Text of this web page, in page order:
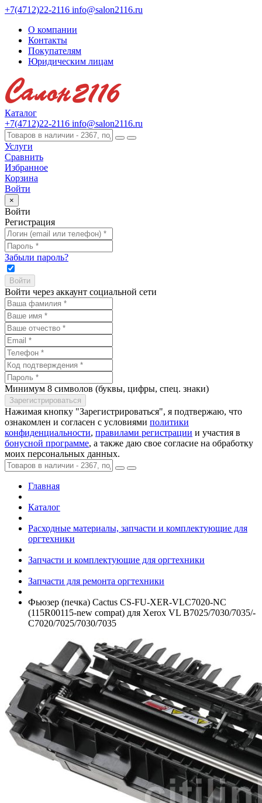
+7(4712)22-2116 info@salon2116.ru
О компании
Контакты
Покупателям
Юридическим лицам
Каталог
+7(4712)22-2116 info@salon2116.ru
Услуги
Сравнить
Избранное
Корзина
Войти
×
Войти
Регистрация
Забыли пароль?
Войти через аккаунт социальной сети
Минимум 8 символов (буквы, цифры, спец. знаки)
Нажимая кнопку "Зарегистрироваться", я подтвержаю, что
ознакомлен и согласен с условиями политики
конфиденциальности, правилами регистрации и участия в
бонусной программе, а также даю свое согласие на обработку
моих персональных данных.
Главная
Каталог
Расходные материалы, запчасти и комплектующие для
оргтехники
Запчасти и комплектующие для оргтехники
Запчасти для ремонта оргтехники
Фьюзер (печка) Cactus CS-FU-XER-VLC7020-NC
(115R00115-new compat) для Xerox VL B7025/­7030/­7035/­
C7020/­7025/­7030/­7035